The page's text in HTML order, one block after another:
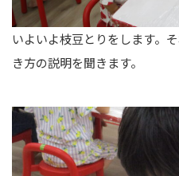
いよいよ枝豆とりをします。
き方の説明を聞きます。